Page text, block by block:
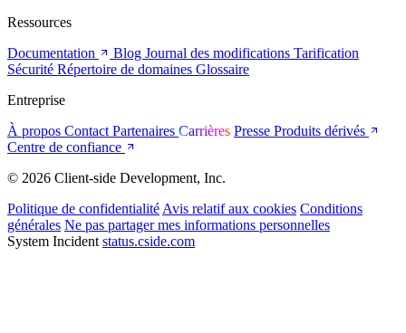
Ressources
Documentation
Blog Journal des modifications Tarification
Sécurité Répertoire de domaines Glossaire
Entreprise
À propos Contact Partenaires Carrières Presse Produits dérivés
Centre de confiance
© 2026 Client-side Development, Inc.
Politique de confidentialité Avis relatif aux cookies Conditions
générales Ne pas partager mes informations personnelles
System Incident status.cside.com